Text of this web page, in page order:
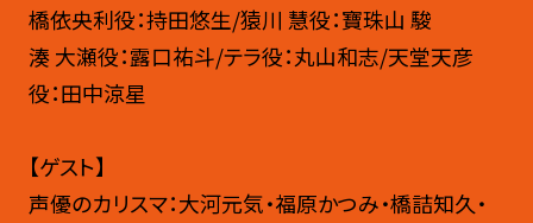
橋依央利役：持田悠生/猿川 慧役：寶珠山 駿
湊 大瀬役：露口祐斗/テラ役：丸山和志/天堂天彦
役：田中涼星
【ゲスト】
声優のカリスマ：大河元気・福原かつみ・橋詰知久・